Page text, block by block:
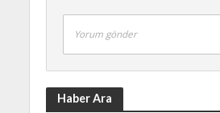
Yorum gönder
Haber Ara